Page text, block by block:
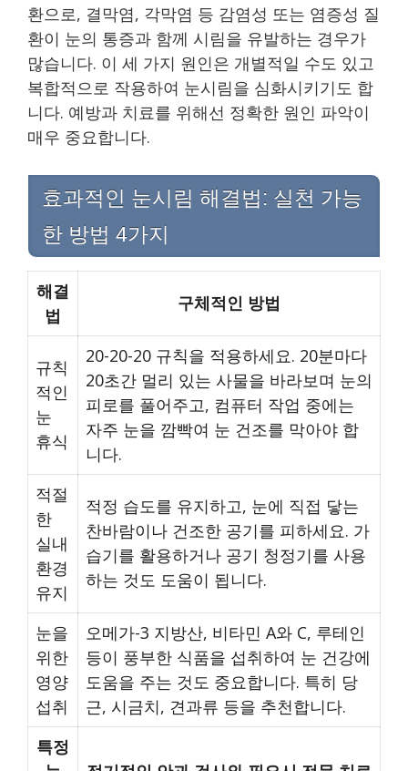
환으로, 결막염, 각막염 등 감염성 또는 염증성 질
환이 눈의 통증과 함께 시림을 유발하는 경우가
많습니다. 이 세 가지 원인은 개별적일 수도 있고
복합적으로 작용하여 눈시림을 심화시키기도 합
니다. 예방과 치료를 위해선 정확한 원인 파악이
매우 중요합니다.
효과적인 눈시림 해결법: 실천 가능
한 방법 4가지
해결
법
구체적인 방법
규칙
적인
눈
휴식
20-20-20 규칙을 적용하세요. 20분마다
20초간 멀리 있는 사물을 바라보며 눈의
피로를 풀어주고, 컴퓨터 작업 중에는
자주 눈을 깜빡여 눈 건조를 막아야 합
니다.
적절
한
실내
환경
유지
적정 습도를 유지하고, 눈에 직접 닿는
찬바람이나 건조한 공기를 피하세요. 가
습기를 활용하거나 공기 청정기를 사용
하는 것도 도움이 됩니다.
눈을
위한
영양
섭취
오메가-3 지방산, 비타민 A와 C, 루테인
등이 풍부한 식품을 섭취하여 눈 건강에
도움을 주는 것도 중요합니다. 특히 당
근, 시금치, 견과류 등을 추천합니다.
특정